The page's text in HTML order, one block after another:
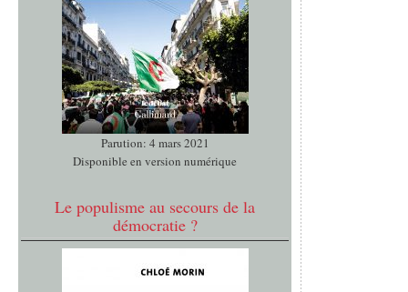
Parution: 4 mars 2021
Disponible en version numérique
Le populisme au secours de la
démocratie ?